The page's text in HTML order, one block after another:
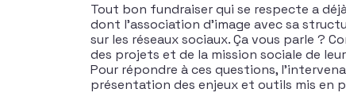
Tout bon fundraiser qui se respecte a
dont l’association d’image avec sa
sur les réseaux sociaux. Ça vous parle ?
des projets et de la mission sociale de
Pour répondre à ces questions,
présentation des enjeux et outils mis en